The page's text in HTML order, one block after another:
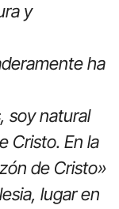
y
ha
soy natural
Cristo. En la
de Cristo»
lugar en